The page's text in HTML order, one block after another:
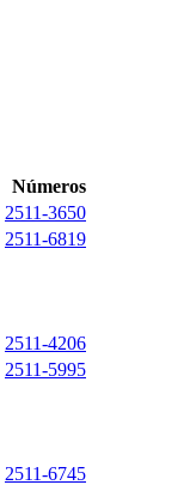
Números
2511-3650
2511-6819
2511-4206
2511-5995
2511-6745